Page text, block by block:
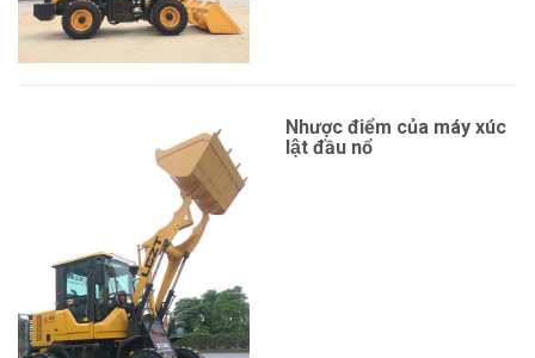
Nhược điểm của máy xúc
lật đầu nổ